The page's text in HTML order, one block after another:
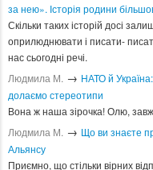
за нею». Історія родини
Скільки таких історій досі
оприлюднювати і писати-
нас сьогодні речі.
Людмила М. → ​НАТО й
долаємо стереотипи
Вона ж наша зірочка! Олю,
Людмила М. → Що ви знаєте
Альянсу ​
Приємно, що стільки вірних